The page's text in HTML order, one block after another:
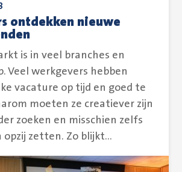
ontdekken nieuwe
is in veel branches en
Veel werkgevers hebben
vacature op tijd en goed te
moeten ze creatiever zijn
zoeken en misschien zelfs
zetten. Zo blijkt...